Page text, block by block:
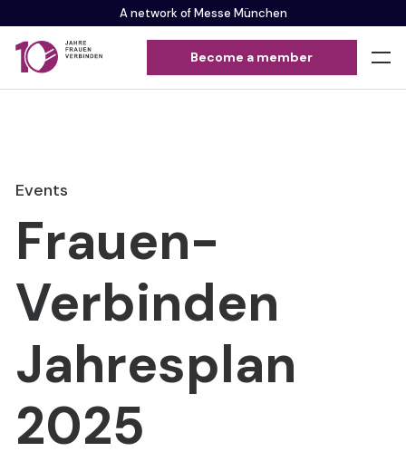
A network of Messe München
Become a member
Events
Frauen-
Verbinden
Jahresplan
2025